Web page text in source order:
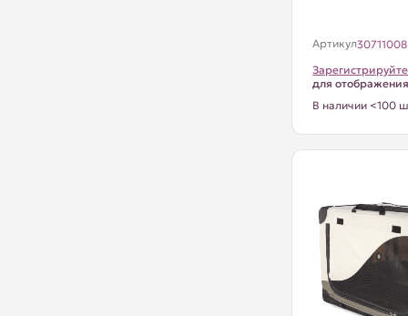
Артикул30711008
для
В наличии <100